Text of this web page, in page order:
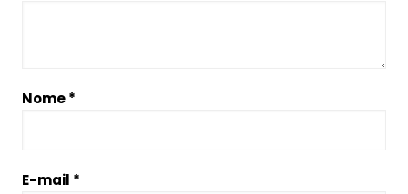
Nome*
E-mail *